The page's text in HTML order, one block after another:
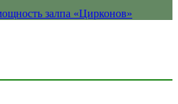
залпа «Цирконов»